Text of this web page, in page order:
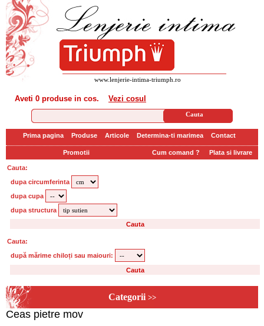
www.lenjerie-intima-triumph.ro
Aveti 0 produse in cos. Vezi cosul
Prima pagina Produse Articole Determina-ti marimea Contact
Promotii Cum comand ? Plata si livrare
Cauta:
dupa circumferinta
dupa cupa
dupa structura
Cauta:
după mărime chiloți sau maiouri:
Categorii >>
Ceas pietre mov